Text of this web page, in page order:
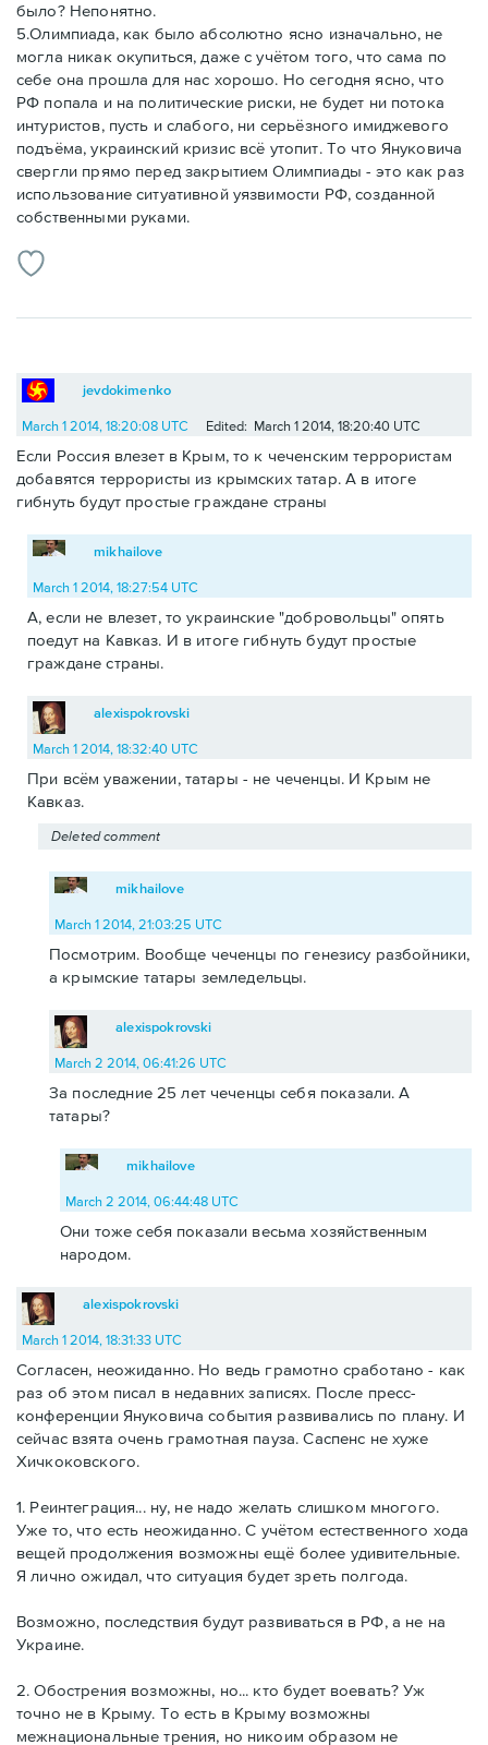
было? Непонятно.
5.Олимпиада, как было абсолютно ясно изначально, не
могла никак окупиться, даже с учётом того, что сама по
себе она прошла для нас хорошо. Но сегодня ясно, что
РФ попала и на политические риски, не будет ни потока
интуристов, пусть и слабого, ни серьёзного имиджевого
подъёма, украинский кризис всё утопит. То что Януковича
свергли прямо перед закрытием Олимпиады - это как раз
использование ситуативной уязвимости РФ, созданной
собственными руками.
jevdokimenko
March 1 2014, 18:20:08 UTC Edited: March 1 2014, 18:20:40 UTC
Если Россия влезет в Крым, то к чеченским террористам
добавятся террористы из крымских татар. А в итоге
гибнуть будут простые граждане страны
mikhailove
March 1 2014, 18:27:54 UTC
А, если не влезет, то украинские "добровольцы" опять
поедут на Кавказ. И в итоге гибнуть будут простые
граждане страны.
alexispokrovski
March 1 2014, 18:32:40 UTC
При всём уважении, татары - не чеченцы. И Крым не
Кавказ.
Deleted comment
mikhailove
March 1 2014, 21:03:25 UTC
Посмотрим. Вообще чеченцы по генезису разбойники,
а крымские татары земледельцы.
alexispokrovski
March 2 2014, 06:41:26 UTC
За последние 25 лет чеченцы себя показали. А
татары?
mikhailove
March 2 2014, 06:44:48 UTC
Они тоже себя показали весьма хозяйственным
народом.
alexispokrovski
March 1 2014, 18:31:33 UTC
Согласен, неожиданно. Но ведь грамотно сработано - как
раз об этом писал в недавних записях. После пресс-
конференции Януковича события развивались по плану. И
сейчас взята очень грамотная пауза. Саспенс не хуже
Хичкоковского.
1. Реинтеграция... ну, не надо желать слишком многого.
Уже то, что есть неожиданно. С учётом естественного хода
вещей продолжения возможны ещё более удивительные.
Я лично ожидал, что ситуация будет зреть полгода.
Возможно, последствия будут развиваться в РФ, а не на
Украине.
2. Обострения возможны, но... кто будет воевать? Уж
точно не в Крыму. То есть в Крыму возможны
межнациональные трения, но никоим образом не